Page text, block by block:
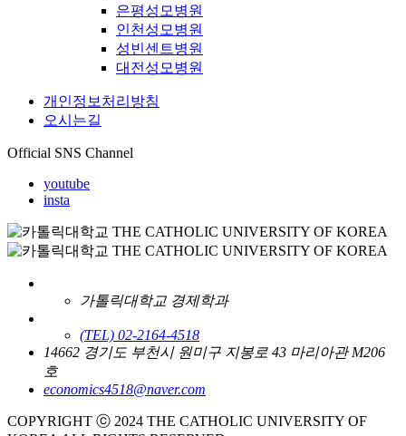
은평성모병원
인천성모병원
성빈센트병원
대전성모병원
개인정보처리방침
오시는길
Official SNS Channel
youtube
insta
가톨릭대학교 경제학과
(TEL) 02-2164-4518
14662 경기도 부천시 원미구 지봉로 43 마리아관 M206
호
economics4518@naver.com
COPYRIGHT ⓒ 2024 THE CATHOLIC UNIVERSITY OF